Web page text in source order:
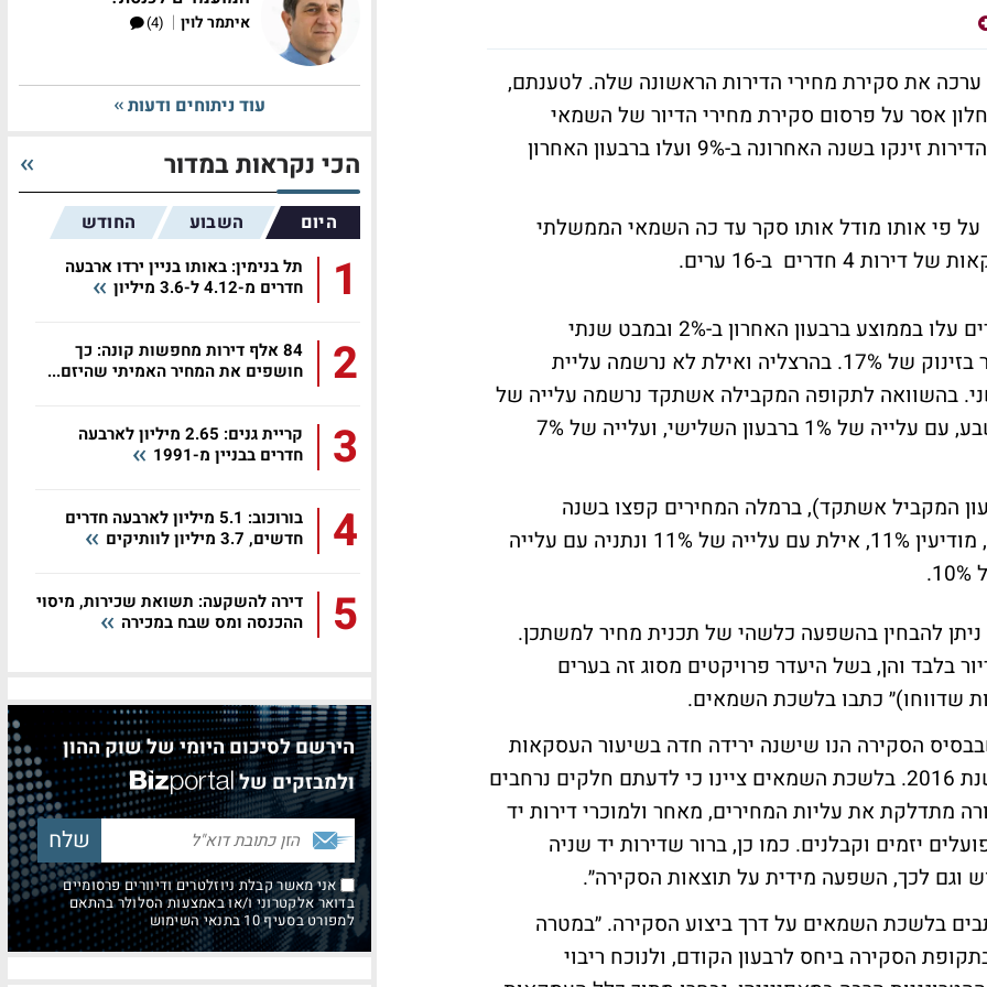
את סקירת מחירי הדירות הראשונה שלה. לטענתם,
אסר על פרסום סקירת מחירי הדיור של השמאי
הממשלתי. הנתונים מצביעים על כך שמחירי הדירות זינקו בשנה האחרונה ב-9% ועלו ברבעון האחרון
פי אותו מודל אותו סקר עד כה השמאי הממשלתי
על פי הנתונים, בתל אביב מחירי דירות 4 חדרים עלו בממוצע ברבעון האחרון ב-2% ובמבט שנתי
(בהשוואה לתקופה המקבילה אשתקד) מדובר בזינוק של 17%. בהרצליה ואילת לא נרשמה עליית
בהשוואה לתקופה המקבילה אשתקד נרשמה עלייה של
7% בהרצלייה ועלייה של 11% באילת. באר שבע, עם עלייה של 1% ברבעון השלישי, ועלייה של 7%
שלישי 2016 לעומת הרבעון המקביל אשתקד), ברמלה המחירים קפצו בשנה
האחרונה ב-15%, רחובות 13%, ראשל״צ 12%, מודיעין 11%, אילת עם עלייה של 11% ונתניה עם עלייה
ניתן להבחין בהשפעה כלשהי של תכנית מחיר למשתכן.
בלבד והן, בשל היעדר פרויקטים מסוג זה בערים
שדווחו)״ כתבו בלשכת השמאים.
הסקירה הנו שישנה ירידה חדה בשיעור העסקאות
מקבלן בכ-21% בין הרבעון השני והשלישי לשנת 2016. בלשכת השמאים ציינו כי לדעתם חלקים נרחבים
מתדלקת את עליות המחירים, מאחר ולמוכרי דירות יד
יזמים וקבלנים. כמו כן, ברור שדירות יד שניה
וגם לכך, השפעה מידית על תוצאות הסקירה״.
בלשכת השמאים על דרך ביצוע הסקירה. ״במטרה
הסקירה ביחס לרבעון הקודם, ולנוכח ריבוי
איתמר לוין |
(4)
עוד ניתוחים ודעות
הכי נקראות במדור
היום השבוע החודש
1
תל בנימין: באותו בניין ירדו ארבעה
חדרים מ-4.12 ל-3.6 מיליון
2
84 אלף דירות מחפשות קונה: כך
חושפים את המחיר האמיתי שהיזם...
3
קריית גנים: 2.65 מיליון לארבעה
חדרים בבניין מ-1991
4
בורוכוב: 5.1 מיליון לארבעה חדרים
חדשים, 3.7 מיליון לוותיקים
5
דירה להשקעה: תשואת שכירות, מיסוי
ההכנסה ומס שבח במכירה
הירשם לסיכום היומי של שוק ההון
ולמבזקים של
אני מאשר קבלת ניוזלטרים ודיוורים פרסומיים
בדואר אלקטרוני ו/או באמצעות הסלולר בהתאם
למפורט בסעיף 10 בתנאי השימוש